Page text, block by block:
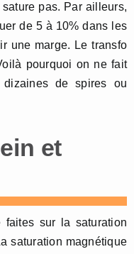
pas. Par ailleurs,
de 5 à 10% dans les
une marge. Le transfo
pourquoi on ne fait
de spires ou
et
faites sur la saturation
saturation magnétique